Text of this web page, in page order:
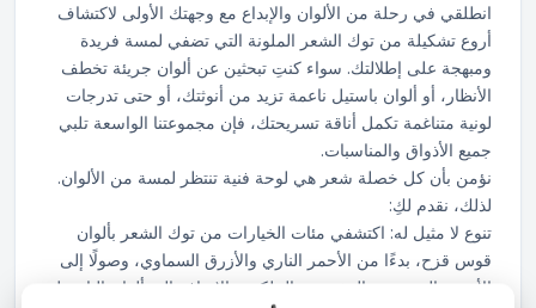
انطلقي في رحلة من الألوان والإبداع مع وجهتك الأولى لاكتشاف
أروع تشكيلة من توك الشعر الملونة التي تضفي لمسة فريدة
ومبهجة على إطلالتك. سواء كنتِ تبحثين عن ألوان جريئة تخطف
الأنظار، أو ألوان باستيل ناعمة تزيد من أنوثتك، أو حتى تدرجات
لونية متناغمة تكمل أناقة تسريحتك، فإن مجموعتنا الواسعة تلبي
جميع الأذواق والمناسبات.
نؤمن بأن كل خصلة شعر هي لوحة فنية تنتظر لمسة من الألوان.
لذلك، نقدم لكِ:
تنوع لا مثيل له: اكتشفي مئات الخيارات من توك الشعر بألوان
قوس قزح، بدءًا من الأحمر الناري والأزرق السماوي، وصولًا إلى
الأخضر الزمردي والبنفسجي الملكي، بالإضافة إلى ألوان الباستيل